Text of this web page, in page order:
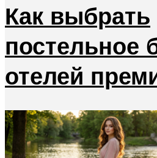
Как выбрать
постельное
отелей